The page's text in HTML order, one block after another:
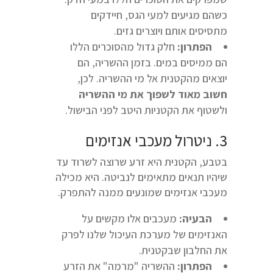
כשהם מגיעים למעי הגס, חיידקים
מתסיסים אותם ויוצרים גזים.
הפתרון: חלק גדול מהסוכרים הללו
הם ממיסים במים. בזמן ההשריה, הם
יוצאים מהקטנית אל מי ההשריה. לכן,
חשוב מאוד לשפוך את מי ההשריה
ולשטוף את הקטניות היטב לפני הבישול.
3. ניטרול מעכבי אנזימים
בטבע, הקטנית היא זרע שרוצה לשרוד עד
שיהיו תנאים מתאימים לנביטה. היא מכילה
מעכבי אנזימים שמונעים ממנה להתפרק.
הבעיה: מעכבים אלו מקשים על
האנזימים של מערכת העיכול שלנו לפרק
את החלבון שבקטנית.
הפתרון: ההשריה "מרמה" את הזרע